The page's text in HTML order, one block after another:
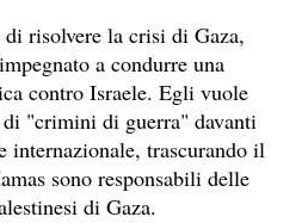
risolvere la crisi di Gaza,
a condurre una
contro Israele. Egli vuole
di "crimini di guerra" davanti
internazionale, trascurando il
sono responsabili delle
di Gaza.